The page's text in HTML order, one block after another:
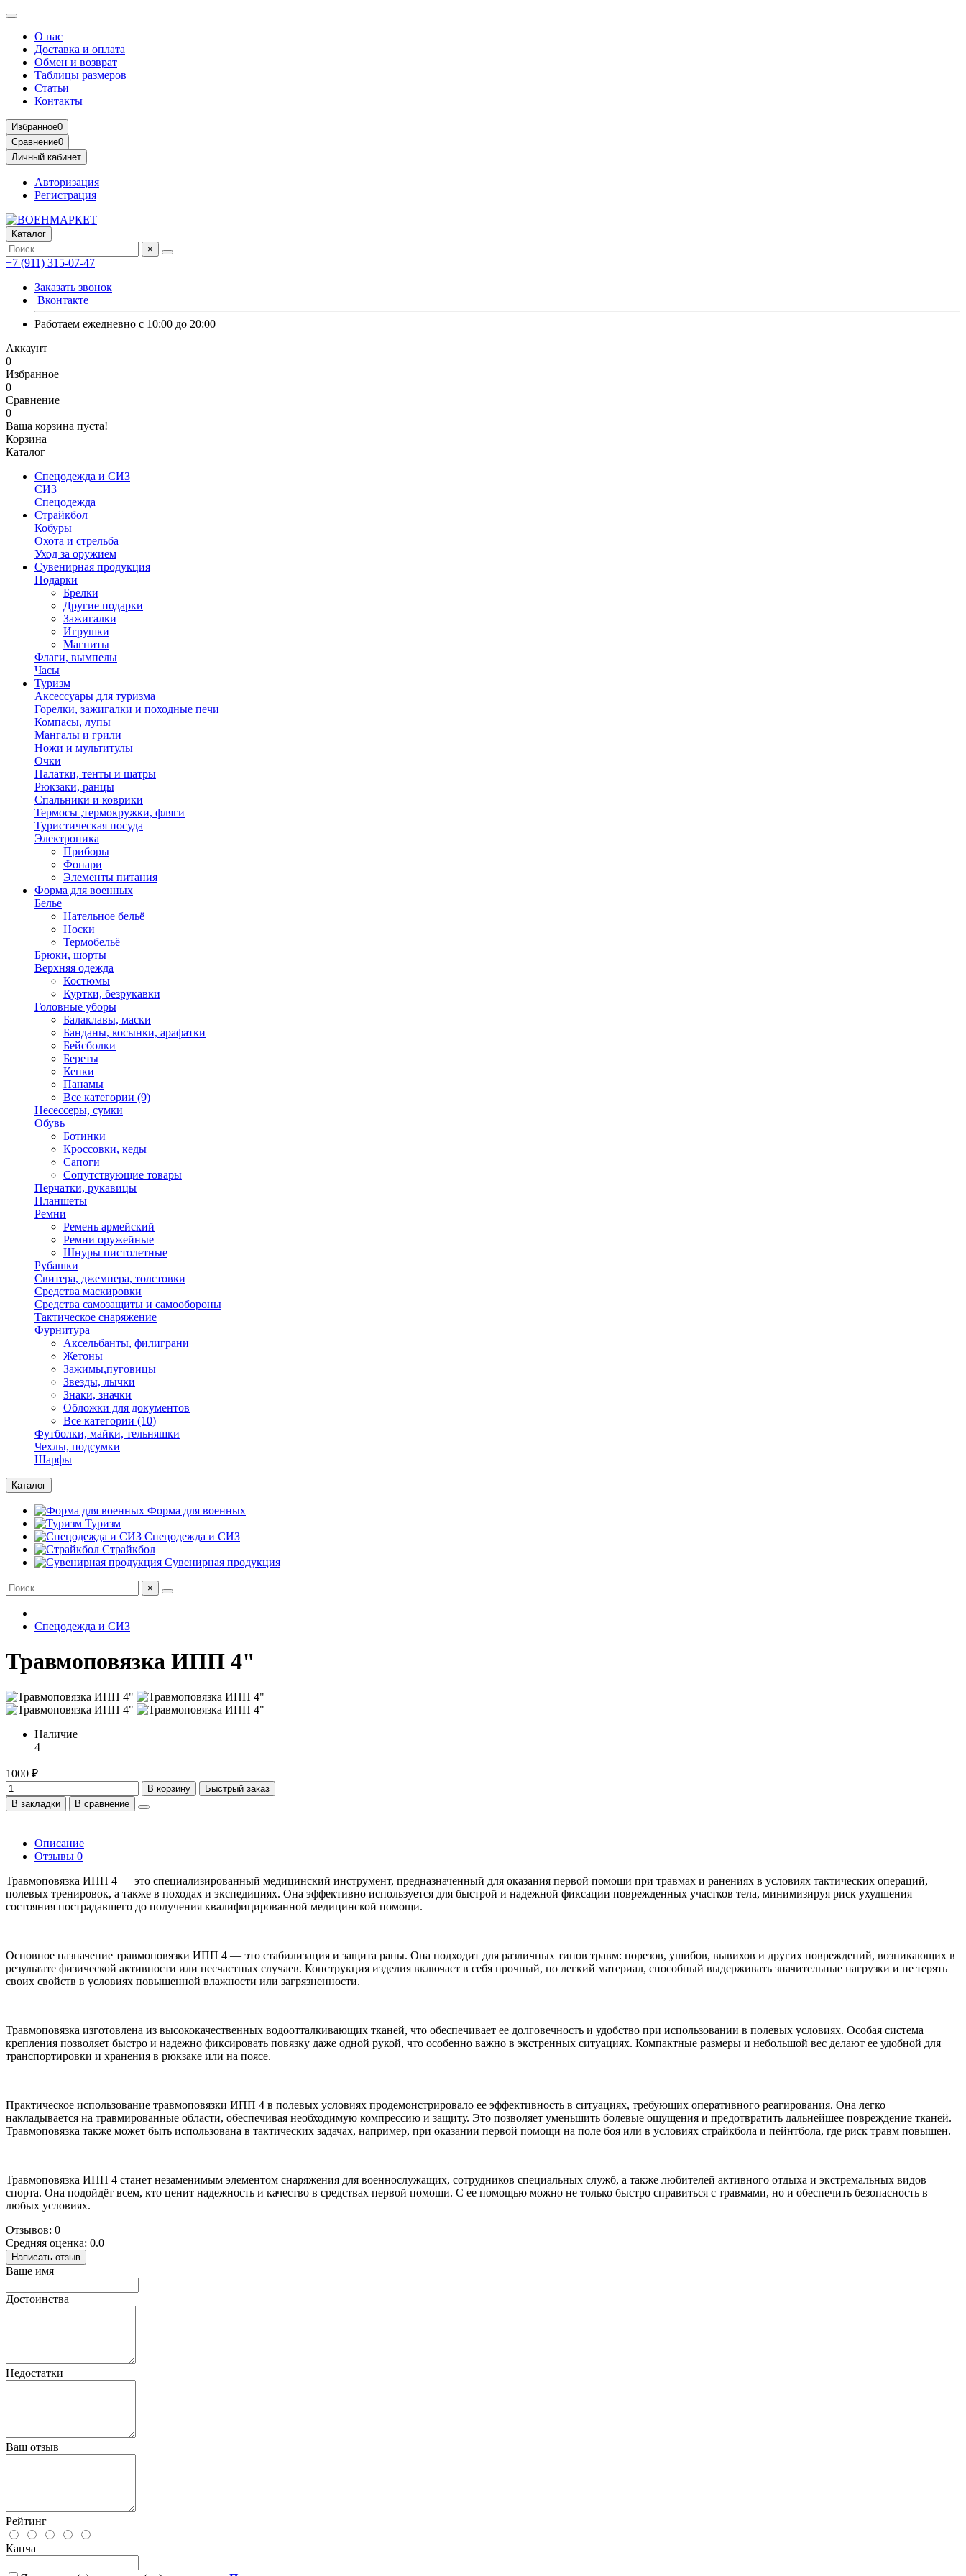
О нас
Доставка и оплата
Обмен и возврат
Таблицы размеров
Статьи
Контакты
Избранное0
Сравнение0
Личный кабинет
Авторизация
Регистрация
Каталог
×
+7 (911) 315-07-47
Заказать звонок
Вконтакте
Работаем ежедневно с 10:00 до 20:00
Аккаунт
0
Избранное
0
Сравнение
0
Ваша корзина пуста!
Корзина
Каталог
Спецодежда и СИЗ
СИЗ
Спецодежда
Страйкбол
Кобуры
Охота и стрельба
Уход за оружием
Сувенирная продукция
Подарки
Брелки
Другие подарки
Зажигалки
Игрушки
Магниты
Флаги, вымпелы
Часы
Туризм
Аксессуары для туризма
Горелки, зажигалки и походные печи
Компасы, лупы
Мангалы и грили
Ножи и мультитулы
Очки
Палатки, тенты и шатры
Рюкзаки, ранцы
Спальники и коврики
Термосы ,термокружки, фляги
Туристическая посуда
Электроника
Приборы
Фонари
Элементы питания
Форма для военных
Белье
Нательное бельё
Носки
Термобельё
Брюки, шорты
Верхняя одежда
Костюмы
Куртки, безрукавки
Головные уборы
Балаклавы, маски
Банданы, косынки, арафатки
Бейсболки
Береты
Кепки
Панамы
Все категории (9)
Несессеры, сумки
Обувь
Ботинки
Кроссовки, кеды
Сапоги
Сопутствующие товары
Перчатки, рукавицы
Планшеты
Ремни
Ремень армейский
Ремни оружейные
Шнуры пистолетные
Рубашки
Свитера, джемпера, толстовки
Средства маскировки
Средства самозащиты и самообороны
Тактическое снаряжение
Фурнитура
Аксельбанты, филиграни
Жетоны
Зажимы,пуговицы
Звезды, лычки
Знаки, значки
Обложки для документов
Все категории (10)
Футболки, майки, тельняшки
Чехлы, подсумки
Шарфы
Каталог
Форма для военных
Туризм
Спецодежда и СИЗ
Страйкбол
Сувенирная продукция
×
Спецодежда и СИЗ
Травмоповязка ИПП 4"
Наличие
4
1000 ₽
В корзину
Быстрый заказ
В закладки
В сравнение
Описание
Отзывы 0
Травмоповязка ИПП 4 — это специализированный медицинский инструмент, предназначенный для оказания первой помощи при травмах и ранениях в условиях тактических операций,
полевых тренировок, а также в походах и экспедициях. Она эффективно используется для быстрой и надежной фиксации поврежденных участков тела, минимизируя риск ухудшения
состояния пострадавшего до получения квалифицированной медицинской помощи.
Основное назначение травмоповязки ИПП 4 — это стабилизация и защита раны. Она подходит для различных типов травм: порезов, ушибов, вывихов и других повреждений, возникающих в
результате физической активности или несчастных случаев. Конструкция изделия включает в себя прочный, но легкий материал, способный выдерживать значительные нагрузки и не терять
своих свойств в условиях повышенной влажности или загрязненности.
Травмоповязка изготовлена из высококачественных водоотталкивающих тканей, что обеспечивает ее долговечность и удобство при использовании в полевых условиях. Особая система
крепления позволяет быстро и надежно фиксировать повязку даже одной рукой, что особенно важно в экстренных ситуациях. Компактные размеры и небольшой вес делают ее удобной для
транспортировки и хранения в рюкзаке или на поясе.
Практическое использование травмоповязки ИПП 4 в полевых условиях продемонстрировало ее эффективность в ситуациях, требующих оперативного реагирования. Она легко
накладывается на травмированные области, обеспечивая необходимую компрессию и защиту. Это позволяет уменьшить болевые ощущения и предотвратить дальнейшее повреждение тканей.
Травмоповязка также может быть использована в тактических задачах, например, при оказании первой помощи на поле боя или в условиях страйкбола и пейнтбола, где риск травм повышен.
Травмоповязка ИПП 4 станет незаменимым элементом снаряжения для военнослужащих, сотрудников специальных служб, а также любителей активного отдыха и экстремальных видов
спорта. Она подойдёт всем, кто ценит надежность и качество в средствах первой помощи. С ее помощью можно не только быстро справиться с травмами, но и обеспечить безопасность в
любых условиях.
Отзывов: 0
Средняя оценка: 0.0
Написать отзыв
Ваше имя
Достоинства
Недостатки
Ваш отзыв
Рейтинг
Капча